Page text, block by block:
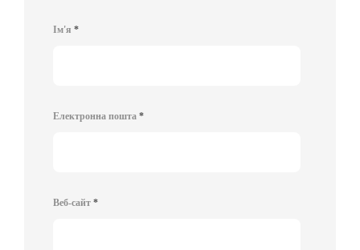
Ім'я *
Електронна пошта *
Веб-сайт *